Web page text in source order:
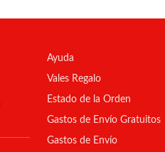
Ayuda
Vales Regalo
Estado de la Orden
Gastos de Envío Gratuitos
Gastos de Envío